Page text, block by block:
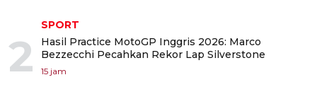
2
SPORT
Hasil Practice MotoGP Inggris 2026: Marco
Bezzecchi Pecahkan Rekor Lap Silverstone
15 jam